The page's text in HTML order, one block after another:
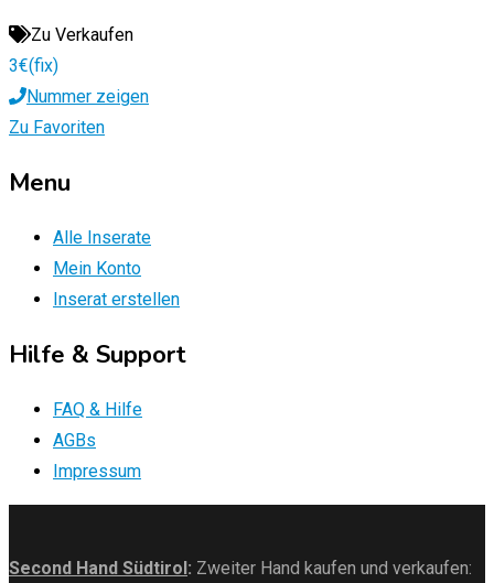
Zu Verkaufen
3€(fix)
Nummer zeigen
Zu Favoriten
Menu
Alle Inserate
Mein Konto
Inserat erstellen
Hilfe & Support
FAQ & Hilfe
AGBs
Impressum
Second Hand Südtirol: Zweiter Hand kaufen und verkaufen: